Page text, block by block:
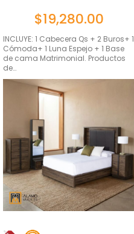
$19,280.00
INCLUYE: 1 Cabecera Qs + 2 Buros+ 1
Cómoda+ 1 Luna Espejo + 1 Base
de cama Matrimonial. Productos
de…